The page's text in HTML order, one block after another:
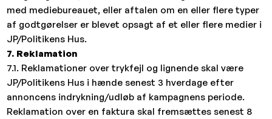
med mediebureauet, eller aftalen om en eller flere typer
af godtgørelser er blevet opsagt af et eller flere medier i
JP/Politikens Hus.
7. Reklamation
7.1. Reklamationer over trykfejl og lignende skal være
JP/Politikens Hus i hænde senest 3 hverdage efter
annoncens indrykning/udløb af kampagnens periode.
Reklamation over en faktura skal fremsættes senest 8